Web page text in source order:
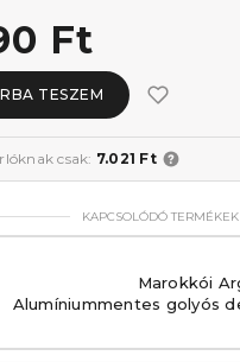
Ft
TESZEM
csak: 7.021 Ft
KAPCSOLÓDÓ TERMÉKEK
Marokkói
Alumíniummentes golyós